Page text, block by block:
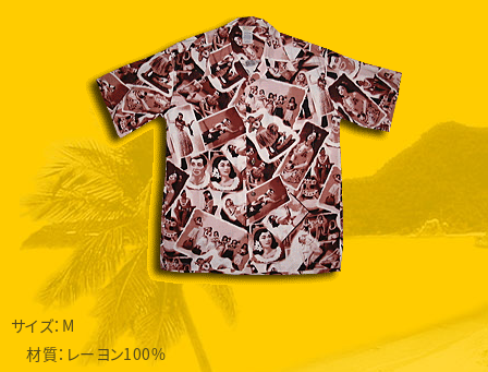
サイズ：M
材質：レーヨン100%